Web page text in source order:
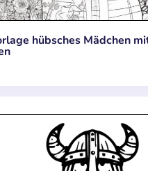
hübsches Mädchen